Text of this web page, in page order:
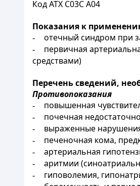
Код АТХ С03С А04
Показания к
- отечный синдром при
-
первичная
средствами)
Перечень сведений,
Противопоказания
- повышенная
- почечная
- выраженные
- печеночная кома,
- артериальная
- аритмии
- гиповолемия,